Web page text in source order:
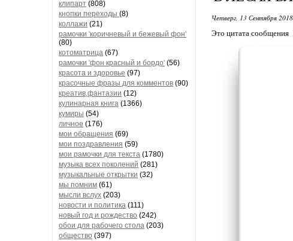
клипарт (808)
кнопки переходы (8)
коллажи (21)
рамочки 'коричневый и бежевый фон'
(80)
котоматрица (67)
рамочки 'фон красный и бордо' (56)
красота и здоровье (97)
красочные фразы для комментов (90)
креатив,фантазии (12)
кулинарная книга (1366)
кумиры (54)
личное (176)
мои обращения (69)
мои поздравления (59)
мои рамочки для текста (1780)
музыка всех поколений (281)
музыкальные открытки (32)
мы помним (61)
мысли вслух (203)
новости и политика (111)
новый год и рождество (242)
обои для рабочего стола (203)
общество (397)
Четверг, 13 Сентября
Это цитата сообщения